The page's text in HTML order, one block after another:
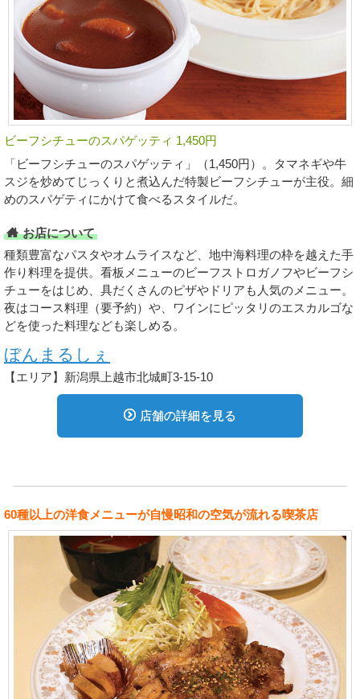
ビーフシチューのスパゲッティ 1,450円
「ビーフシチューのスパゲッティ」（1,450円）。タマネギや牛
スジを炒めてじっくりと煮込んだ特製ビーフシチューが主役。細
めのスパゲティにかけて食べるスタイルだ。
お店について
種類豊富なパスタやオムライスなど、地中海料理の枠を越えた手
作り料理を提供。看板メニューのビーフストロガノフやビーフシ
チューをはじめ、具だくさんのピザやドリアも人気のメニュー。
夜はコース料理（要予約）や、ワインにピッタリのエスカルゴな
どを使った料理なども楽しめる。
ぼんまるしぇ
【エリア】新潟県上越市北城町3-15-10
店舗の詳細を見る
60種以上の洋食メニューが自慢昭和の空気が流れる喫茶店